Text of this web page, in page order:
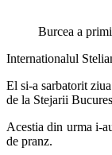
Burcea a
Internationalul
El si-a sarbatorit
de la Stejarii
Acestia din urma i-
de pranz.